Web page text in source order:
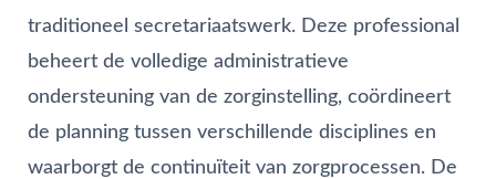
traditioneel secretariaatswerk. Deze professional
beheert de volledige administratieve
ondersteuning van de zorginstelling, coördineert
de planning tussen verschillende disciplines en
waarborgt de continuïteit van zorgprocessen. De